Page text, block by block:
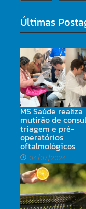
Últimas
MS Saúde realiza
mutirão de
triagem e pré-
operatórios
oftalmológicos
04/07/2024